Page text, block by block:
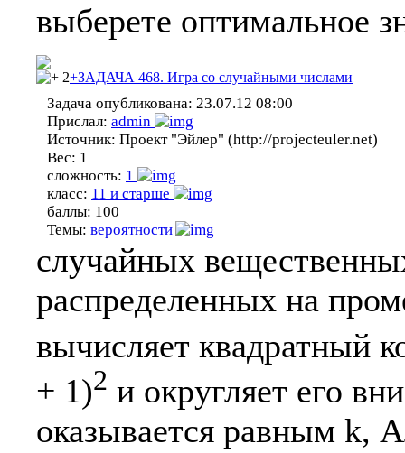
выберете оптимальное
2+ЗАДАЧА 468. Игра со случайными числами
Задача опубликована: 23.07.12 08:00
Прислал: admin
Источник: Проект "Эйлер" (http://projecteuler.net)
Вес: 1
сложность: 1
класс: 11 и старше
баллы: 100
Темы: вероятности
случайных
распределенных на
вычисляет квадратный
+ 1)2 и округляет его
оказывается равным k,